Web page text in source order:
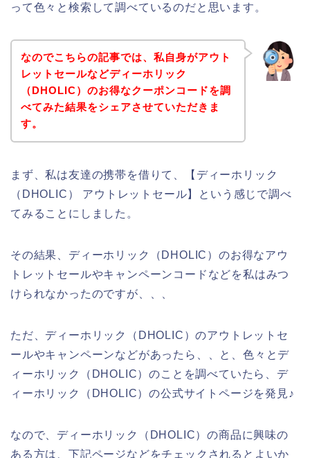
って色々と検索して調べているのだと思います。
なのでこちらの記事では、私自身がアウト
レットセールなどディーホリック
（DHOLIC）のお得なクーポンコードを調
べてみた結果をシェアさせていただきま
す。
まず、私は友達の携帯を借りて、【ディーホリック
（DHOLIC） アウトレットセール】という感じで調べ
てみることにしました。
その結果、ディーホリック（DHOLIC）のお得なアウ
トレットセールやキャンペーンコードなどを私はみつ
けられなかったのですが、、、
ただ、ディーホリック（DHOLIC）のアウトレットセ
ールやキャンペーンなどがあったら、、と、色々とデ
ィーホリック（DHOLIC）のことを調べていたら、デ
ィーホリック（DHOLIC）の公式サイトページを発見♪
なので、ディーホリック（DHOLIC）の商品に興味の
ある方は、下記ページなどをチェックされるとよいか